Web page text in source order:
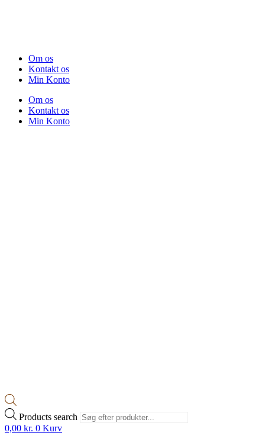
Om os
Kontakt os
Min Konto
Om os
Kontakt os
Min Konto
Products search
0,00 kr. 0 Kurv